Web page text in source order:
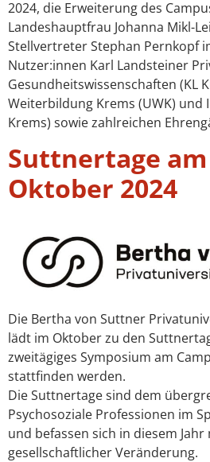
2024, die Erweiterung des
Landeshauptfrau Johanna Mikl-
Stellvertreter Stephan Pernkopf
Nutzer:innen Karl Landsteiner
Gesundheitswissenschaften (KL
Weiterbildung Krems (UWK) und
Krems) sowie zahlreichen
Suttnertage am
Oktober 2024
Die Bertha von Suttner
lädt im Oktober zu den
zweitägiges Symposium am
stattfinden werden.
Die Suttnertage sind dem
Psychosoziale Professionen im
und befassen sich in diesem
gesellschaftlicher Veränderung.